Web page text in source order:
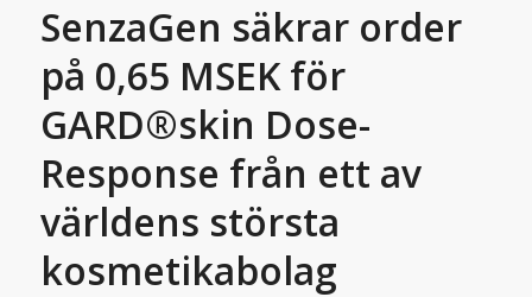
SenzaGen säkrar order
på 0,65 MSEK för
GARD®skin Dose-
Response från ett av
världens största
kosmetikabolag